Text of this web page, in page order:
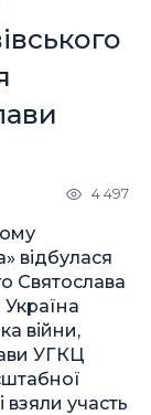
4 497
відбулася
Святослава
Україна
війни,
УГКЦ
взяли участь